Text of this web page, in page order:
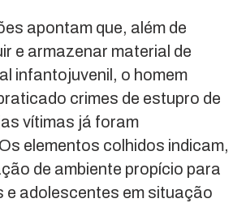
apontam que, além de
e armazenar material de
infantojuvenil, o homem
crimes de estupro de
vítimas já foram
elementos colhidos indicam,
de ambiente propício para
e adolescentes em situação